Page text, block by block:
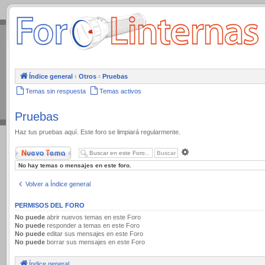
.
Índice general ‹ Otros ‹ Pruebas
Temas sin respuesta Temas activos
Pruebas
Haz tus pruebas aquí. Este foro se limpiará regularmente.
Nuevo Tema
avanzada
No hay temas o mensajes en este foro.
Volver a Índice general
PERMISOS DEL FORO
No puede abrir nuevos temas en este Foro
No puede responder a temas en este Foro
No puede editar sus mensajes en este Foro
No puede borrar sus mensajes en este Foro
Índice general